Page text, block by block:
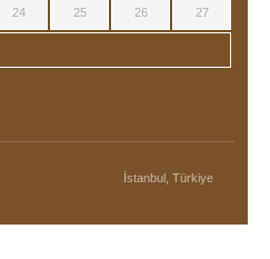
24 25 26 27
İstanbul, Türkiye